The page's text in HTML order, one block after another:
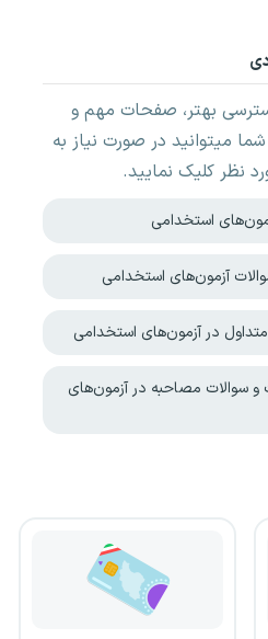
بهتر، صفحات مهم و
میتوانید در صورت نیاز به
نظر کلیک نمایید.
استخدامی
آزمون‌های استخدامی
در آزمون‌های استخدامی
سوالات مصاحبه در آزمون‌های